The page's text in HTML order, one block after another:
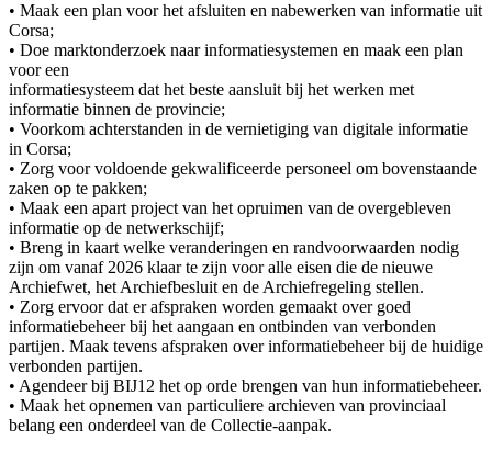
• Maak een plan voor het afsluiten en nabewerken van informatie uit
Corsa;
• Doe marktonderzoek naar informatiesystemen en maak een plan
voor een
informatiesysteem dat het beste aansluit bij het werken met
informatie binnen de provincie;
• Voorkom achterstanden in de vernietiging van digitale informatie
in Corsa;
• Zorg voor voldoende gekwalificeerde personeel om bovenstaande
zaken op te pakken;
• Maak een apart project van het opruimen van de overgebleven
informatie op de netwerkschijf;
• Breng in kaart welke veranderingen en randvoorwaarden nodig
zijn om vanaf 2026 klaar te zijn voor alle eisen die de nieuwe
Archiefwet, het Archiefbesluit en de Archiefregeling stellen.
• Zorg ervoor dat er afspraken worden gemaakt over goed
informatiebeheer bij het aangaan en ontbinden van verbonden
partijen. Maak tevens afspraken over informatiebeheer bij de huidige
verbonden partijen.
• Agendeer bij BIJ12 het op orde brengen van hun informatiebeheer.
• Maak het opnemen van particuliere archieven van provinciaal
belang een onderdeel van de Collectie-aanpak.